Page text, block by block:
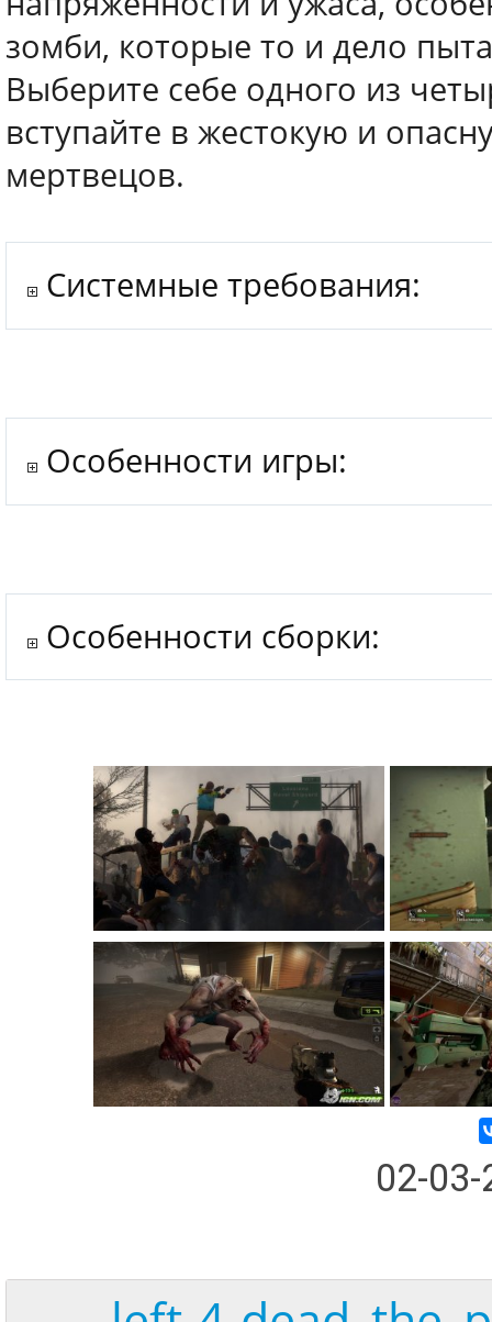
зомби, которые то и дело
Выберите себе одного из
вступайте в жестокую и
мертвецов.
Системные требования:
Особенности игры:
Особенности сборки:
02-